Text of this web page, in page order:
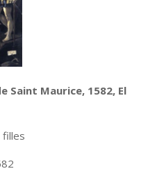
Saint Maurice, 1582, El